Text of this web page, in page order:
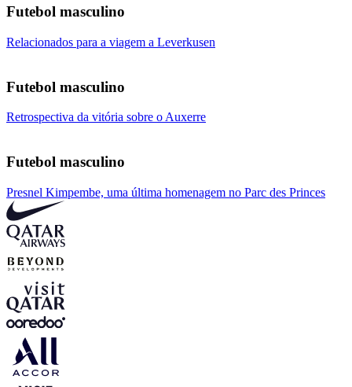
Futebol masculino
Relacionados para a viagem a Leverkusen
Futebol masculino
Retrospectiva da vitória sobre o Auxerre
Futebol masculino
Presnel Kimpembe, uma última homenagem no Parc des Princes